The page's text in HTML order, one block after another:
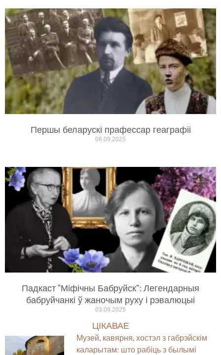
Першы беларускі прафессар геаграфіі
06.09.2025
Падкаст “Міфічны Бабруйск”: Легендарныя
бабруйчанкі ў жаночым руху і рэвалюцыі
03.09.2025
ЦІКАВАЕ
Музей, кавярня, хостэл з габрэйскім
каларытам: што рабіць з былымі